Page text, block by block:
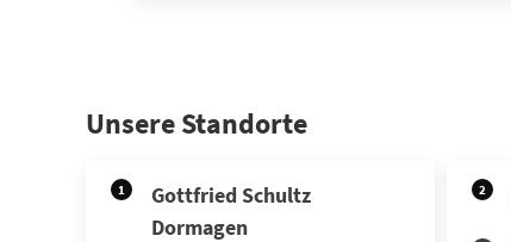
Unsere Standorte
1
Gottfried Schultz
Dormagen
2